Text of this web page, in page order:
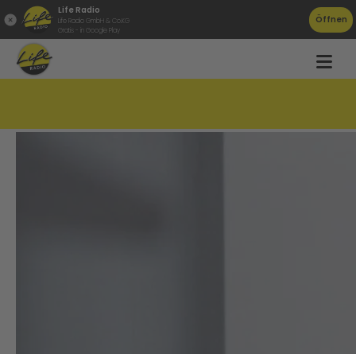
Life Radio
Life Radio GmbH & Co.KG
Gratis - in Google Play
Öffnen